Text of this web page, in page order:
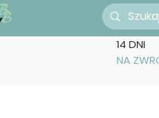
14 DNI
NA